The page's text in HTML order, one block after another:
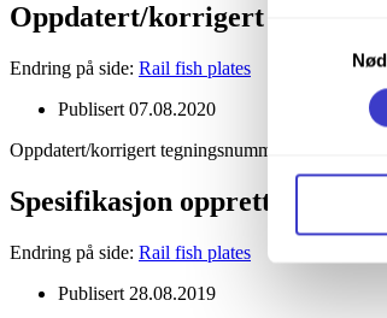
Ved å
trykke på
Du kan
Oppdatert/korrigert
Endring på side: Rail fish plates
Publisert 07.08.2020
Oppdatert/korrigert tegningsnummer.
Spesifikasjon opprettet
Endring på side: Rail fish plates
Publisert 28.08.2019